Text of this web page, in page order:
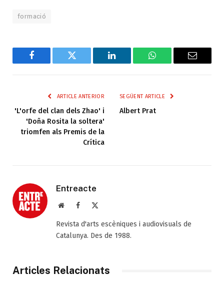
formació
Facebook Twitter LinkedIn WhatsAppEmail
ARTICLE ANTERIOR
'L'orfe del clan dels Zhao' i
'Doña Rosita la soltera'
triomfen als Premis de la
Crítica
SEGÜENT ARTICLE
Albert Prat
Entreacte
Web Facebook
Revista d'arts escèniques i audiovisuals de
Catalunya. Des de 1988.
Articles Relacionats